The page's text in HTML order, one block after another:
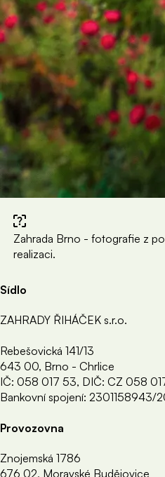
Zahrada Brno - fotografie z
realizaci.
Sídlo
ZAHRADY ŘIHÁČEK s.r.o.
Rebešovická 141/13
643 00, Brno - Chrlice
IČ: 058 017 53, DIČ: CZ 058
Bankovní spojení: 2301158943/
Provozovna
Znojemská 1786
676 02, Moravské Budějovice